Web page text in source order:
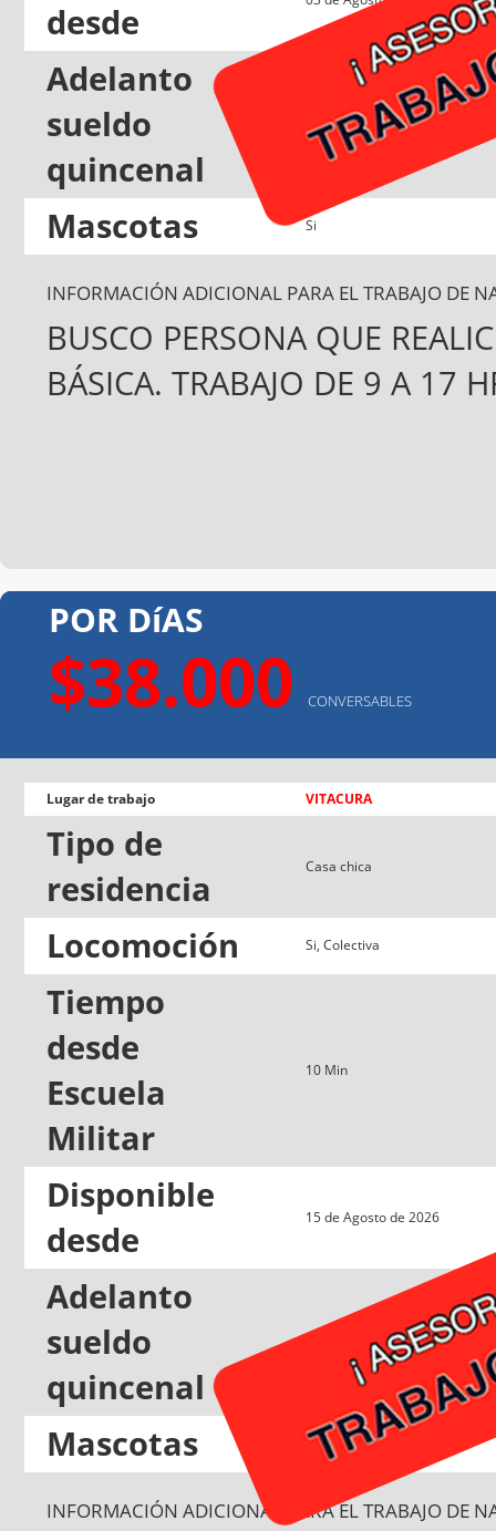
desde
Adelanto
sueldo
quincenal
Si
Mascotas Si
INFORMACIÓN ADICIONAL PARA EL TRABAJO DE
BUSCO PERSONA QUE
BÁSICA. TRABAJO DE 9 A 17
POR DíAS
$38.000 CONVERSABLES
Lugar de trabajo VITACURA
Tipo de
residencia
Casa chica
Locomoción Si, Colectiva
Tiempo
desde
Escuela
Militar
10 Min
Disponible
desde
15 de Agosto de 2026
Adelanto
sueldo
quincenal
Mascotas No
INFORMACIÓN ADICIONAL PARA EL TRABAJO DE